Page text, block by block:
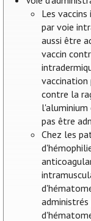
Les
par voie
aussi être
vaccin
vaccination
contre la
pas être
Chez les
administrés